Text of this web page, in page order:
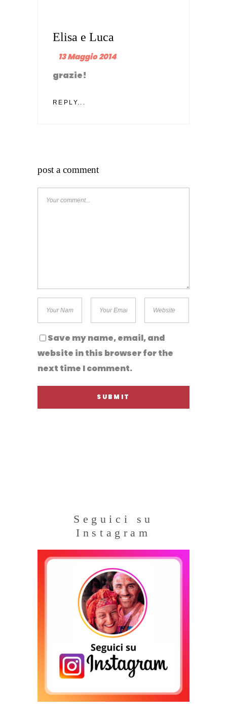
Elisa e Luca
13 Maggio 2014
grazie!
REPLY...
post a comment
Save my name, email, and
website in this browser for the
next time I comment.
Seguici su
Instagram